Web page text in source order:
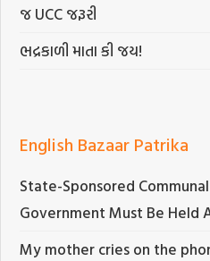
જ UCC જરૂરી
ભદ્રકાળી માતા કી જય!
English Bazaar Patrika
State-Sponsored
Government Must Be Held
My mother cries on the